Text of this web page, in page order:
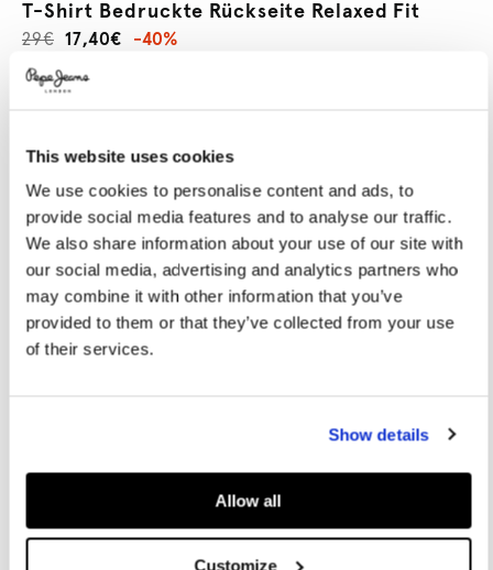
This website uses cookies
We use cookies to personalise content and ads, to
provide social media features and to analyse our traffic.
We also share information about your use of our site with
our social media, advertising and analytics partners who
may combine it with other information that you’ve
provided to them or that they’ve collected from your use
of their services.
Show details
Allow all
Customize
T-Shirt Bedruckte Rückseite Relaxed Fit
17,40€
29€ -40%
Promotions
Variations
FARBEN: Aqua Blue
8 10 12 14 16
Größentabelle